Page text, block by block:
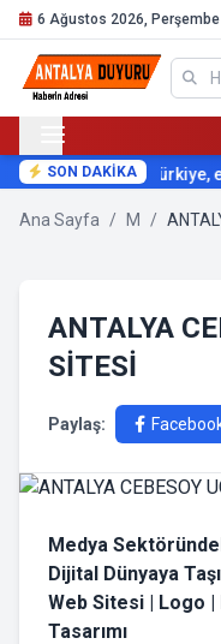
6 Ağustos 2026, Perşembe
SON DAKİKA Türkiye,
Ana Sayfa / M /
ANTALYA
SİTESİ
Paylaş:
Medya
Dijital Dünyaya
Web Sitesi | Logo
Tasarımı